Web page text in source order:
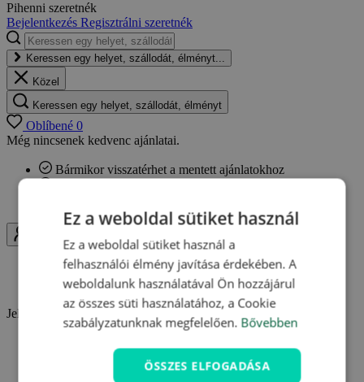
Pihenni szeretnék
Bejelentkezés Regisztrálni szeretnék
Keressen egy helyet, szállodát, élményt...
Közel
Keressen egy helyet, szállodát, élményt
Oblíbené 0
Még nincsenek kedvenc ajánlatai.
Bármikor visszatérhet a mentett ajánlatokhoz
Uživatel
Bejelentkezés
Regisztrálni szeretnék
Jelentkezzen be és használja ki a Travelking minden előnyét.
Kedvenc ajánlatok elmentése
Vásárlások áttekintése
Ez a weboldal sütiket használ
Ez a weboldal sütiket használ a
felhasználói élmény javítása érdekében. A
weboldalunk használatával Ön hozzájárul
az összes süti használatához, a Cookie
szabályzatunknak megfelelően. Bővebben
ÖSSZES ELFOGADÁSA